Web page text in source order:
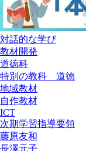
対話的な学び
教材開発
道徳科
特別の教科 道徳
地域教材
自作教材
ICT
次期学習指導要領
藤原友和
長澤元子